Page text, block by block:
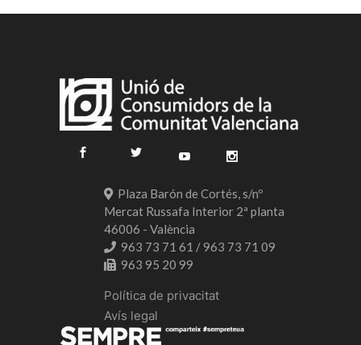
Plaza Barón de Cortés, s/nº
Mercat Russafa Interior 2ª planta
46006 - València
963 73 71 61 / 963 73 71 09
963 95 20 99
Política de privacitat
Avís legal